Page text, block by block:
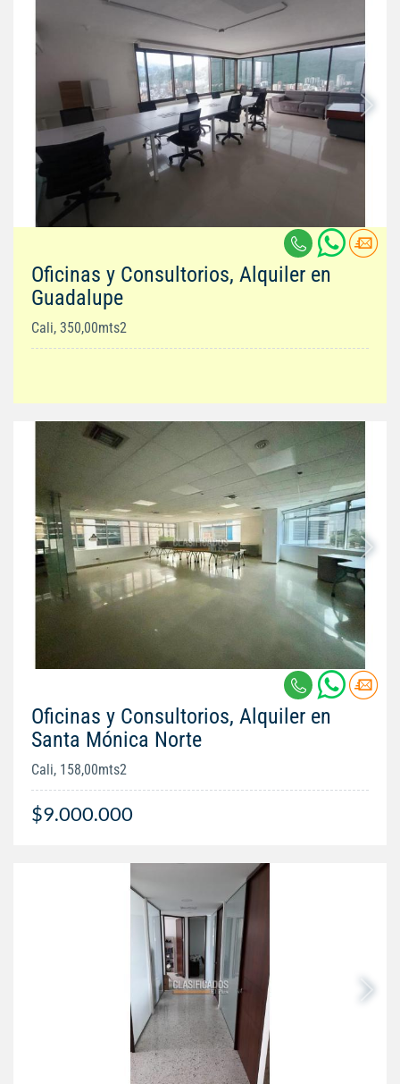
Oficinas y Consultorios, Alquiler en
Guadalupe
Cali, 350,00mts2
Oficinas y Consultorios, Alquiler en
Santa Mónica Norte
Cali, 158,00mts2
$9.000.000